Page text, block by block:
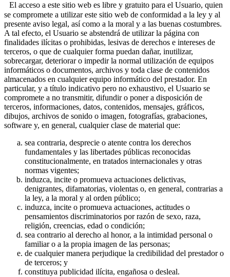
El acceso a este sitio web es libre y gratuito para el Usuario, quien
se compromete a utilizar este sitio web de conformidad a la ley y al
presente aviso legal, así como a la moral y a las buenas costumbres.
A tal efecto, el Usuario se abstendrá de utilizar la página con
finalidades ilícitas o prohibidas, lesivas de derechos e intereses de
terceros, o que de cualquier forma puedan dañar, inutilizar,
sobrecargar, deteriorar o impedir la normal utilización de equipos
informáticos o documentos, archivos y toda clase de contenidos
almacenados en cualquier equipo informático del prestador. En
particular, y a título indicativo pero no exhaustivo, el Usuario se
compromete a no transmitir, difundir o poner a disposición de
terceros, informaciones, datos, contenidos, mensajes, gráficos,
dibujos, archivos de sonido o imagen, fotografías, grabaciones,
software y, en general, cualquier clase de material que:
sea contraria, desprecie o atente contra los derechos
fundamentales y las libertades públicas reconocidas
constitucionalmente, en tratados internacionales y otras
normas vigentes;
induzca, incite o promueva actuaciones delictivas,
denigrantes, difamatorias, violentas o, en general, contrarias a
la ley, a la moral y al orden público;
induzca, incite o promueva actuaciones, actitudes o
pensamientos discriminatorios por razón de sexo, raza,
religión, creencias, edad o condición;
sea contrario al derecho al honor, a la intimidad personal o
familiar o a la propia imagen de las personas;
de cualquier manera perjudique la credibilidad del prestador o
de terceros; y
constituya publicidad ilícita, engañosa o desleal.